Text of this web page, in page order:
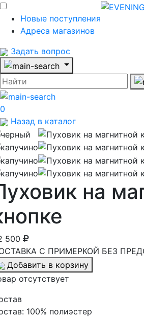
Новые поступления
Адреса магазинов
Задать вопрос
0
Назад в каталог
на
500
С ПРИМЕРКОЙ БЕЗ
Добавить в корзину
отсутствует
100% полиэстер